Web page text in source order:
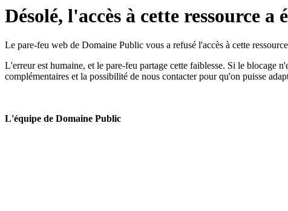
Désolé, l'accès à cette ressource a
Le pare-feu web de Domaine Public vous a refusé l'accès à cette
L'erreur est humaine, et le pare-feu partage cette faiblesse. Si le blocage
complémentaires et la possibilité de nous contacter pour qu'on puisse
L'équipe de Domaine Public